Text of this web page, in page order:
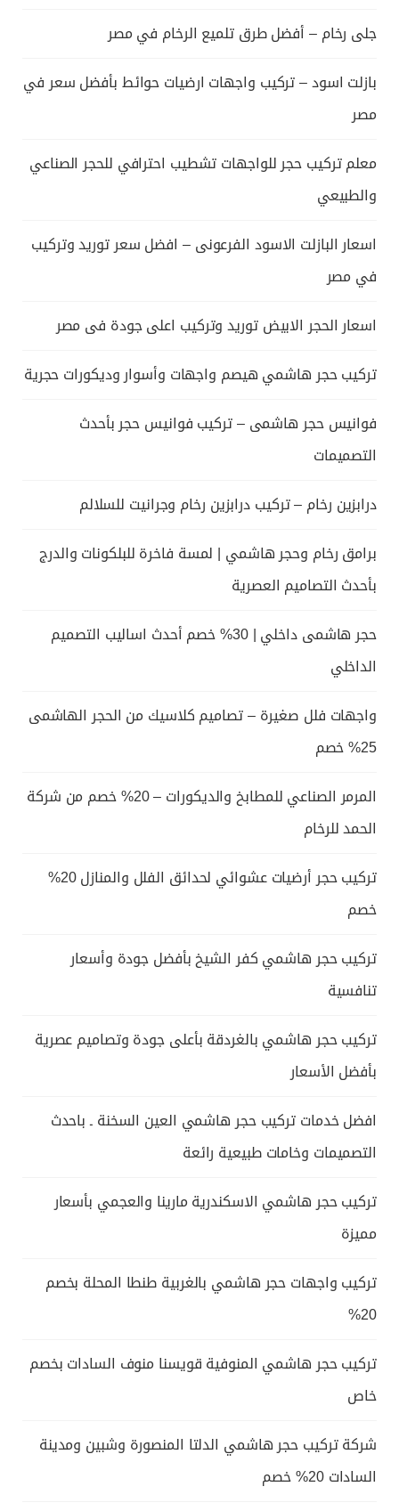
جلى رخام – أفضل طرق تلميع الرخام في مصر
بازلت اسود – تركيب واجهات ارضيات حوائط بأفضل سعر في
مصر
معلم تركيب حجر للواجهات تشطيب احترافي للحجر الصناعي
والطبيعي
اسعار البازلت الاسود الفرعونى – افضل سعر توريد وتركيب
في مصر
اسعار الحجر الابيض توريد وتركيب اعلى جودة فى مصر
تركيب حجر هاشمي هيصم واجهات وأسوار وديكورات حجرية
فوانيس حجر هاشمى – تركيب فوانيس حجر بأحدث
التصميمات
درابزين رخام – تركيب درابزين رخام وجرانيت للسلالم
برامق رخام وحجر هاشمي | لمسة فاخرة للبلكونات والدرج
بأحدث التصاميم العصرية
حجر هاشمى داخلي | 30% خصم أحدث اساليب التصميم
الداخلي
واجهات فلل صغيرة – تصاميم كلاسيك من الحجر الهاشمى
25% خصم
المرمر الصناعي للمطابخ والديكورات – 20% خصم من شركة
الحمد للرخام
تركيب حجر أرضيات عشوائي لحدائق الفلل والمنازل 20%
خصم
تركيب حجر هاشمي كفر الشيخ بأفضل جودة وأسعار
تنافسية
تركيب حجر هاشمي بالغردقة بأعلى جودة وتصاميم عصرية
بأفضل الأسعار
افضل خدمات تركيب حجر هاشمي العين السخنة ـ باحدث
التصميمات وخامات طبيعية رائعة
تركيب حجر هاشمي الاسكندرية مارينا والعجمي بأسعار
مميزة
تركيب واجهات حجر هاشمي بالغربية طنطا المحلة بخصم
20%
تركيب حجر هاشمي المنوفية قويسنا منوف السادات بخصم
خاص
شركة تركيب حجر هاشمي الدلتا المنصورة وشبين ومدينة
السادات 20% خصم